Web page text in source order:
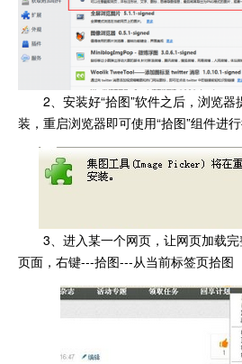
2、安装好“拾图”软件之后，浏览器
装，重启浏览器即可使用“拾图”组件进
3、进入某一个网页，让网页加载完
页面，右键---拾图---从当前标签页拾图